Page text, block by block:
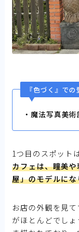
『色づく』で
・魔法写真美
1つ目のスポット
カフェは、瞳美
屋」のモデルにな
お店の外観を見
がほとんどでし